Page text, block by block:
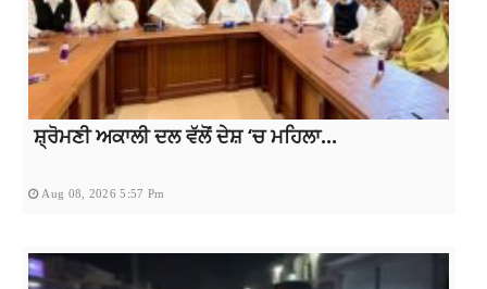
ਸ਼੍ਰੋਮਣੀ ਅਕਾਲੀ ਦਲ ਵੱਲੋਂ ਦੇਸ਼ ‘ਚ ਮਹਿਲਾ...
Aug 08, 2026 5:57 Pm